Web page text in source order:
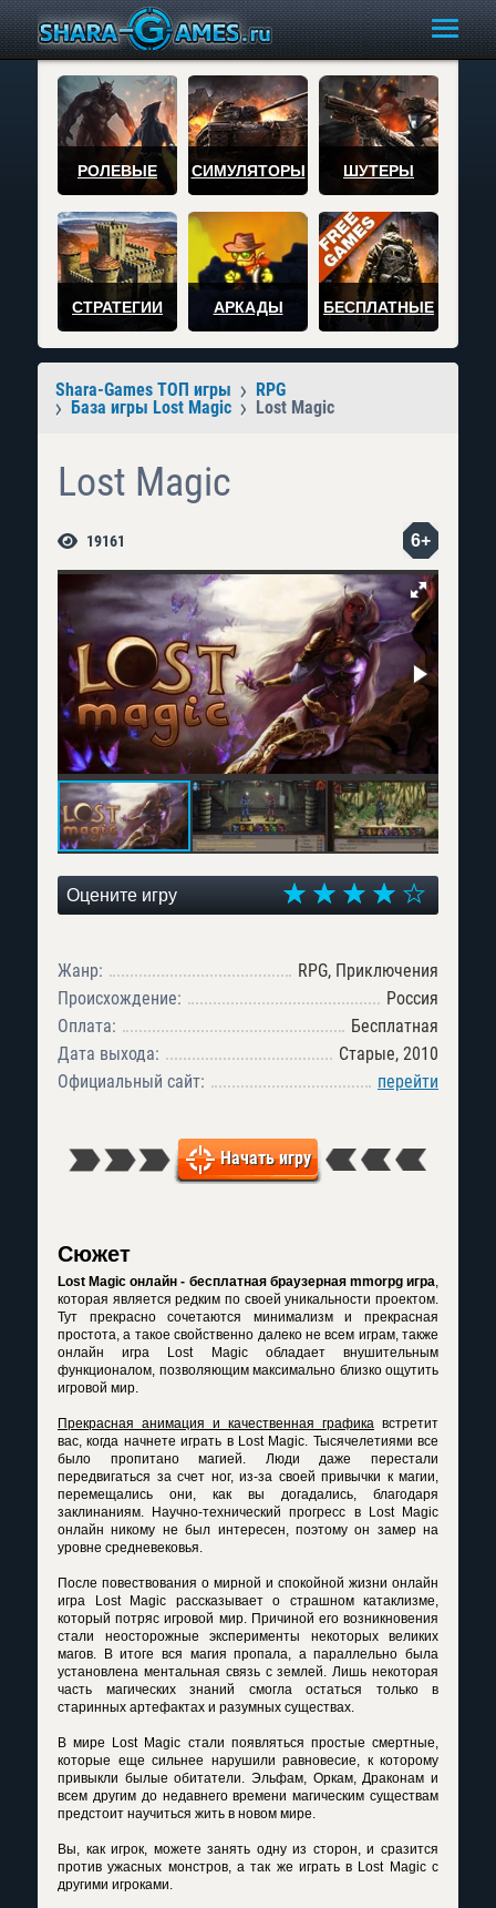
РОЛЕВЫЕ СИМУЛЯТОРЫ ШУТЕРЫ
СТРАТЕГИИ АРКАДЫ БЕСПЛАТНЫЕ
Shara-Games ТОП игры
RPG
База игры Lost Magic
Lost Magic
Lost Magic
19161 6+
Оцените игру
Жанр:
RPG, Приключения
Происхождение:
Россия
Оплата:
Бесплатная
Дата выхода:
Старые, 2010
Официальный сайт:
перейти
Начать игру
Сюжет
Lost Magic онлайн - бесплатная браузерная mmorpg игра,
которая является редким по своей уникальности проектом.
Тут прекрасно сочетаются минимализм и прекрасная
простота, а такое свойственно далеко не всем играм, также
онлайн игра Lost Magic обладает внушительным
функционалом, позволяющим максимально близко ощутить
игровой мир.
Прекрасная анимация и качественная графика встретит
вас, когда начнете играть в Lost Magic. Тысячелетиями все
было пропитано магией. Люди даже перестали
передвигаться за счет ног, из-за своей привычки к магии,
перемещались они, как вы догадались, благодаря
заклинаниям. Научно-технический прогресс в Lost Magic
онлайн никому не был интересен, поэтому он замер на
уровне средневековья.
После повествования о мирной и спокойной жизни онлайн
игра Lost Magic рассказывает о страшном катаклизме,
который потряс игровой мир. Причиной его возникновения
стали неосторожные эксперименты некоторых великих
магов. В итоге вся магия пропала, а параллельно была
установлена ментальная связь с землей. Лишь некоторая
часть магических знаний смогла остаться только в
старинных артефактах и разумных существах.
В мире Lost Magic стали появляться простые смертные,
которые еще сильнее нарушили равновесие, к которому
привыкли былые обитатели. Эльфам, Оркам, Драконам и
всем другим до недавнего времени магическим существам
предстоит научиться жить в новом мире.
Вы, как игрок, можете занять одну из сторон, и сразится
против ужасных монстров, а так же играть в Lost Magic с
другими игроками.